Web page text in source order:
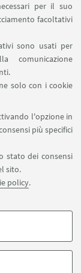
per il suo
facoltativi
sono usati per
comunicazione
solo con i cookie
l'opzione in
più specifici
stato dei consensi
sito.
policy.
sul sito, per analisi
di
Scuola di